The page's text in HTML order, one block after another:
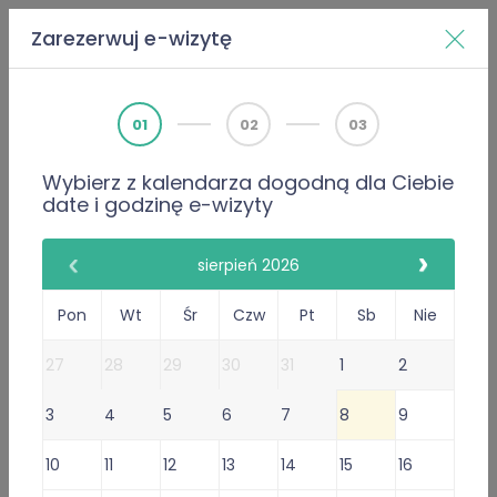
Doktorzy Ahmad Alattal
PWZ 3587396
Lekarz rodzinny Pediatra
Ahmad Alattal
97 Opinie
97 poleceń lekarza
Przyjmuje w: Czw, Pon, Wt, Śr
Niedostępny dzisiaj.Sprawdź
inne terminy
Zarezerwuj e-wizytę
01 02 03
Wybierz z kalendarza dogodną dla Ciebie
date i godzinę e-wizyty
sierpień 2026
Pon Wt Śr Czw Pt Sb Nie
27 28 29 30 31 1 2
3 4 5 6 7 8 9
10 11 12 13 14 15 16